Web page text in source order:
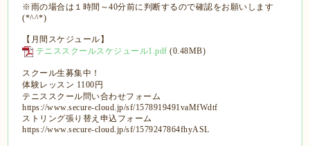
※雨の場合は１時間～40分前に判断するので確認をお願いします
(*^^*)
【月間スケジュール】
テニススクールスケジュール1.pdf (0.48MB)
スクール生募集中！
体験レッスン 1100円
テニススクール問い合わせフォーム
https://www.secure-cloud.jp/sf/1578919491vaMfWdtf
ストリング張り替え申込フォーム
https://www.secure-cloud.jp/sf/1579247864fhyASL